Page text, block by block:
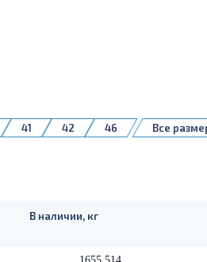
41 42 46 Все
В наличии, кг